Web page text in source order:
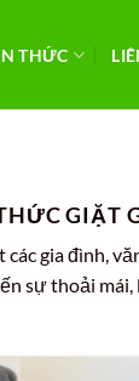
THỨC
GIẶT
gia đình,
sự thoải